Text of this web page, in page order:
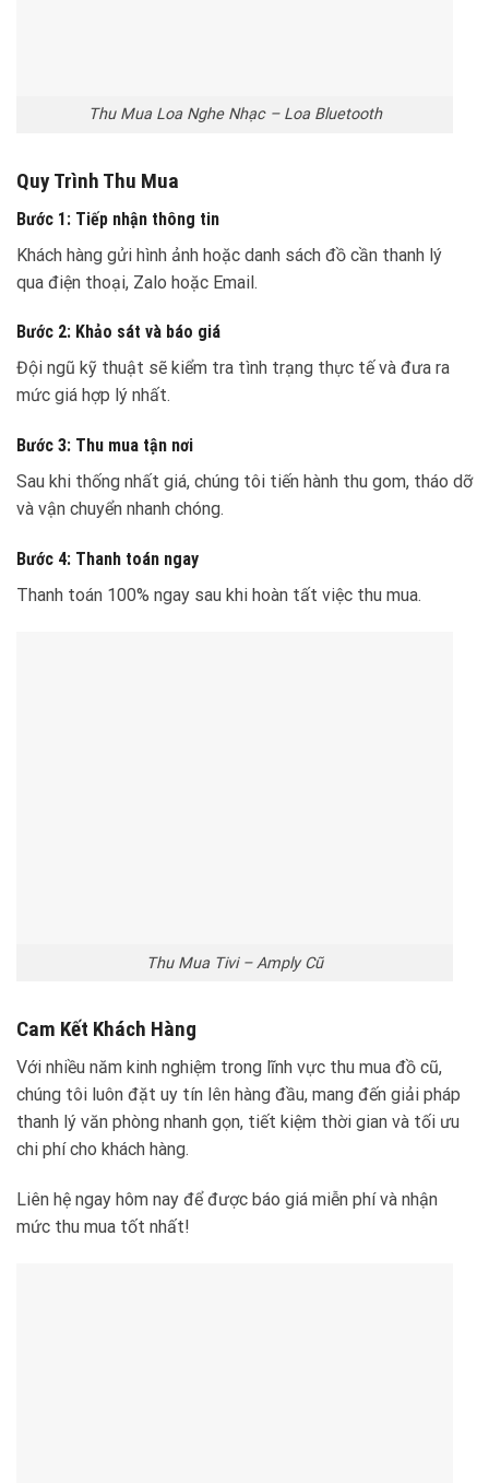
Thu Mua Loa Nghe Nhạc – Loa Bluetooth
Quy Trình Thu Mua
Bước 1: Tiếp nhận thông tin
Khách hàng gửi hình ảnh hoặc danh sách đồ cần thanh lý
qua điện thoại, Zalo hoặc Email.
Bước 2: Khảo sát và báo giá
Đội ngũ kỹ thuật sẽ kiểm tra tình trạng thực tế và đưa ra
mức giá hợp lý nhất.
Bước 3: Thu mua tận nơi
Sau khi thống nhất giá, chúng tôi tiến hành thu gom, tháo dỡ
và vận chuyển nhanh chóng.
Bước 4: Thanh toán ngay
Thanh toán 100% ngay sau khi hoàn tất việc thu mua.
Thu Mua Tivi – Amply Cũ
Cam Kết Khách Hàng
Với nhiều năm kinh nghiệm trong lĩnh vực thu mua đồ cũ,
chúng tôi luôn đặt uy tín lên hàng đầu, mang đến giải pháp
thanh lý văn phòng nhanh gọn, tiết kiệm thời gian và tối ưu
chi phí cho khách hàng.
Liên hệ ngay hôm nay để được báo giá miễn phí và nhận
mức thu mua tốt nhất!